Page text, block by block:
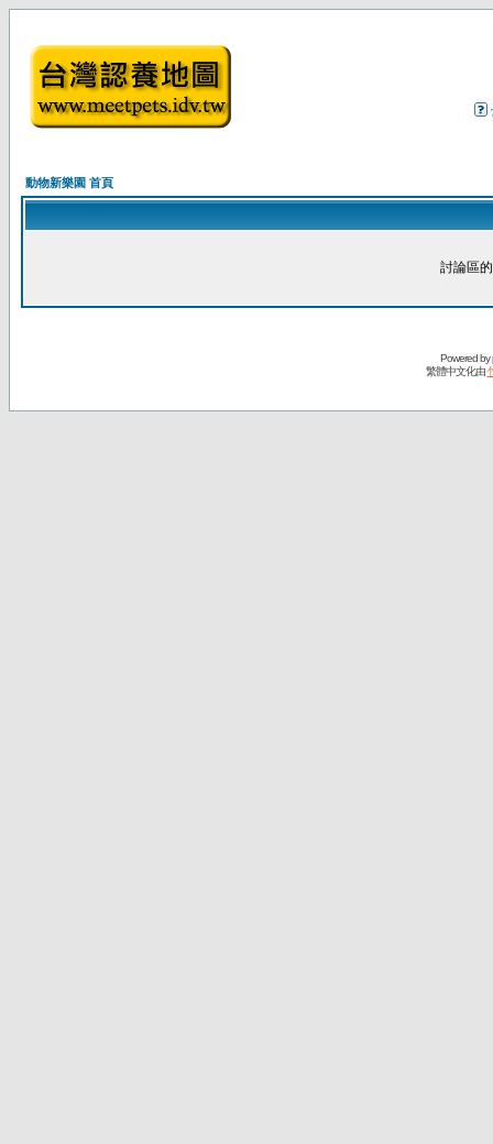
動物新樂園 首頁
討論區
Powered by
繁體中文化由